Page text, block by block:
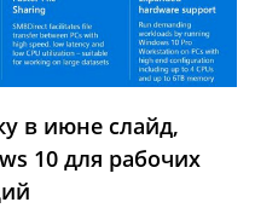
в июне слайд,
10 для рабочих